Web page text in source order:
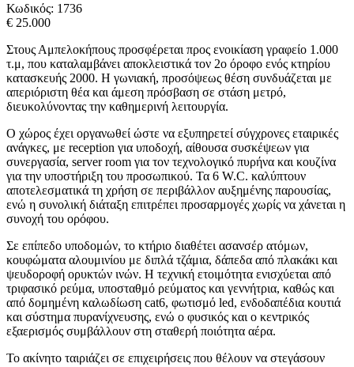
Κωδικός: 1736
€ 25.000
Στους Αμπελοκήπους προσφέρεται προς ενοικίαση γραφείο 1.000
τ.μ, που καταλαμβάνει αποκλειστικά τον 2ο όροφο ενός κτηρίου
κατασκευής 2000. Η γωνιακή, προσόψεως θέση συνδυάζεται με
απεριόριστη θέα και άμεση πρόσβαση σε στάση μετρό,
διευκολύνοντας την καθημερινή λειτουργία.
Ο χώρος έχει οργανωθεί ώστε να εξυπηρετεί σύγχρονες εταιρικές
ανάγκες, με reception για υποδοχή, αίθουσα συσκέψεων για
συνεργασία, server room για τον τεχνολογικό πυρήνα και κουζίνα
για την υποστήριξη του προσωπικού. Τα 6 W.C. καλύπτουν
αποτελεσματικά τη χρήση σε περιβάλλον αυξημένης παρουσίας,
ενώ η συνολική διάταξη επιτρέπει προσαρμογές χωρίς να χάνεται η
συνοχή του ορόφου.
Σε επίπεδο υποδομών, το κτήριο διαθέτει ασανσέρ ατόμων,
κουφώματα αλουμινίου με διπλά τζάμια, δάπεδα από πλακάκι και
ψευδοροφή ορυκτών ινών. Η τεχνική ετοιμότητα ενισχύεται από
τριφασικό ρεύμα, υποσταθμό ρεύματος και γεννήτρια, καθώς και
από δομημένη καλωδίωση cat6, φωτισμό led, ενδοδαπέδια κουτιά
και σύστημα πυρανίχνευσης, ενώ ο φυσικός και ο κεντρικός
εξαερισμός συμβάλλουν στη σταθερή ποιότητα αέρα.
Το ακίνητο ταιριάζει σε επιχειρήσεις που θέλουν να στεγάσουν